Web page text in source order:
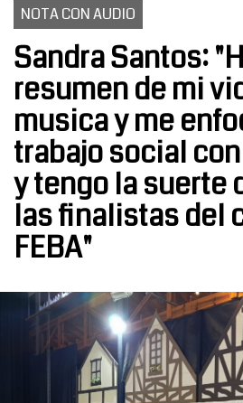
NOTA CON AUDIO
Sandra Santos:
resumen de mi
musica y me
trabajo social
y tengo la suerte
las finalistas del
FEBA"